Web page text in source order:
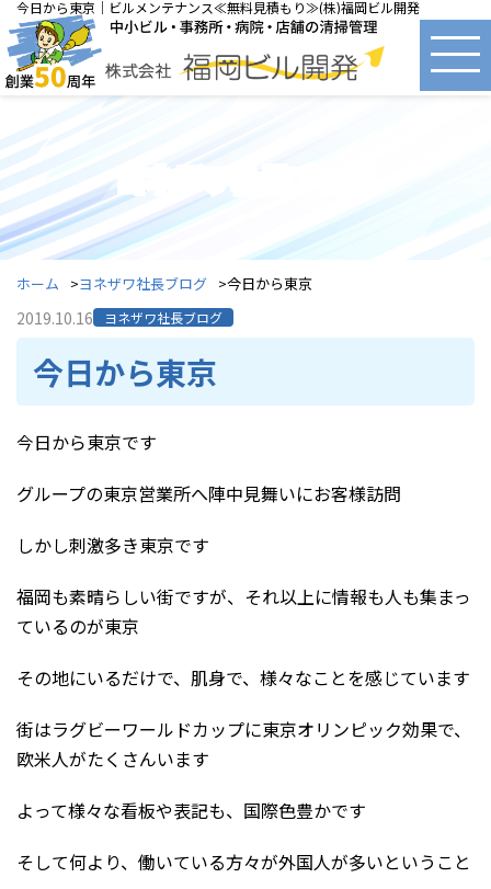
今日から東京｜ビルメンテナンス≪無料見積もり≫(株)福岡ビル開発
ヨネザワ社長ブログ
ホーム ヨネザワ社長ブログ 今日から東京
2019.10.16 ヨネザワ社長ブログ
今日から東京
今日から東京です
グループの東京営業所へ陣中見舞いにお客様訪問
しかし刺激多き東京です
福岡も素晴らしい街ですが、それ以上に情報も人も集まっ
ているのが東京
その地にいるだけで、肌身で、様々なことを感じています
街はラグビーワールドカップに東京オリンピック効果で、
欧米人がたくさんいます
よって様々な看板や表記も、国際色豊かです
そして何より、働いている方々が外国人が多いということ